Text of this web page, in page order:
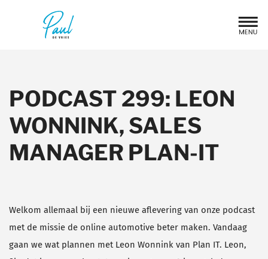
PODCAST 299: LEON
WONNINK, SALES
MANAGER PLAN-IT
Welkom allemaal bij een nieuwe aflevering van onze podcast
met de missie de online automotive beter maken. Vandaag
gaan we wat plannen met Leon Wonnink van Plan IT. Leon,